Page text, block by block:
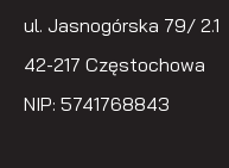
ul. Jasnogórska 79/ 2.1
42-217 Częstochowa
NIP: 5741768843